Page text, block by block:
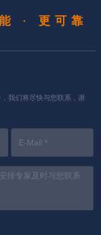
· 更可靠
我们将尽快与您联系，谢